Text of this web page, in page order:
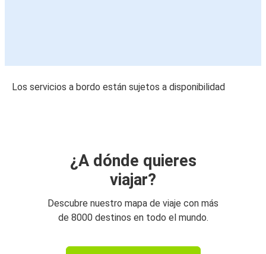
Los servicios a bordo están sujetos a disponibilidad
¿A dónde quieres
viajar?
Descubre nuestro mapa de viaje con más
de 8000 destinos en todo el mundo.